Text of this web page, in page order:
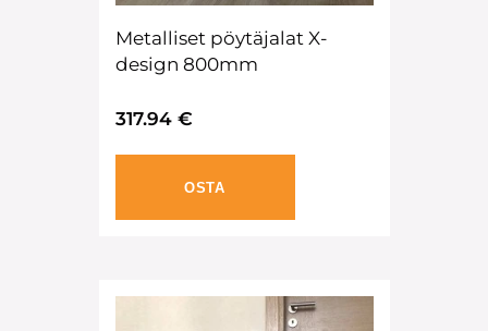
Metalliset pöytäjalat X-
design 800mm
317.94 €
OSTA